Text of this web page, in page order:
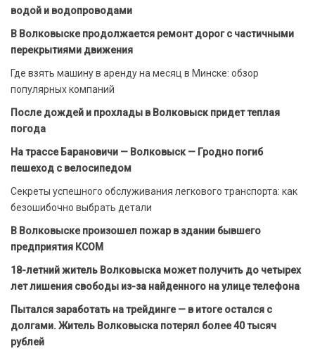
водой и водопроводами
В Волковыске продолжается ремонт дорог с частичными
перекрытиями движения
Где взять машину в аренду на месяц в Минске: обзор
популярных компаний
После дождей и прохлады в Волковыск придет теплая
погода
На трассе Барановичи — Волковыск — Гродно погиб
пешеход с велосипедом
Секреты успешного обслуживания легкового транспорта: как
безошибочно выбрать детали
В Волковыске произошел пожар в здании бывшего
предприятия КСОМ
18-летний житель Волковыска может получить до четырех
лет лишения свободы из-за найденного на улице телефона
Пытался заработать на трейдинге — в итоге остался с
долгами. Житель Волковыска потерял более 40 тысяч
рублей